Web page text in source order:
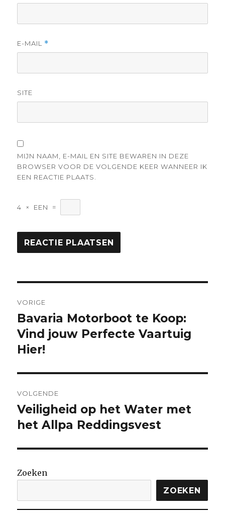
E-MAIL *
SITE
MIJN NAAM, E-MAIL EN SITE BEWAREN IN DEZE
BROWSER VOOR DE VOLGENDE KEER WANNEER IK
EEN REACTIE PLAATS.
4 × EEN =
VORIGE
Vorige
bericht:
Bavaria Motorboot te Koop:
Vind jouw Perfecte Vaartuig
Hier!
VOLGENDE
Volgende
bericht:
Veiligheid op het Water met
het Allpa Reddingsvest
Zoeken
ZOEKEN